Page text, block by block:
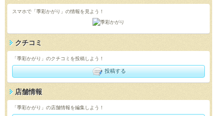
スマホで「季彩かがり」の情報を見よう！
クチコミ
「季彩かがり」のクチコミを投稿しよう！
投稿する
店舗情報
「季彩かがり」の店舗情報を編集しよう！